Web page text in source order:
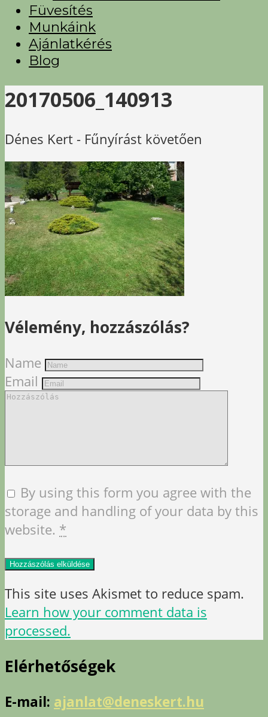
Füvesítés
Munkáink
Ajánlatkérés
Blog
20170506_140913
Dénes Kert - Fűnyírást követően
Vélemény, hozzászólás?
Name
Email
By using this form you agree with the
storage and handling of your data by this
website. *
This site uses Akismet to reduce spam.
Learn how your comment data is
processed.
Elérhetőségek
E-mail: ajanlat@deneskert.hu